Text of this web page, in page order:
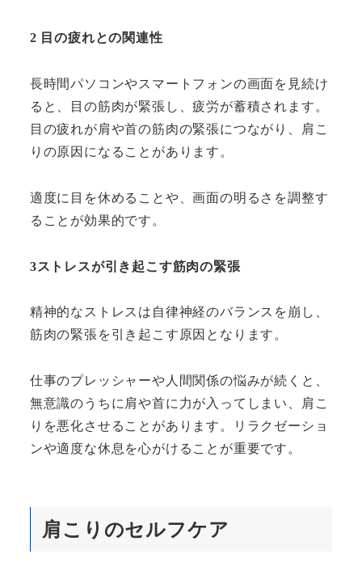
2 目の疲れとの関連性
長時間パソコンやスマートフォンの画面を見続け
ると、目の筋肉が緊張し、疲労が蓄積されます。
目の疲れが肩や首の筋肉の緊張につながり、肩こ
りの原因になることがあります。
適度に目を休めることや、画面の明るさを調整す
ることが効果的です。
3ストレスが引き起こす筋肉の緊張
精神的なストレスは自律神経のバランスを崩し、
筋肉の緊張を引き起こす原因となります。
仕事のプレッシャーや人間関係の悩みが続くと、
無意識のうちに肩や首に力が入ってしまい、肩こ
りを悪化させることがあります。リラクゼーショ
ンや適度な休息を心がけることが重要です。
肩こりのセルフケア